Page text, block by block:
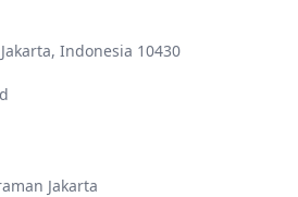
Indonesia 10430
Jakarta